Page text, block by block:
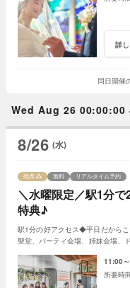
詳
同日開催
Wed Aug 26 00:00:00
8/26 (水)
＼水曜限定／駅1分
特典♪
残席 無料 リアルタイム予約
駅1分の好アクセス◆平日だから
聖堂、パーティ会場、姉妹会場、
11:00～